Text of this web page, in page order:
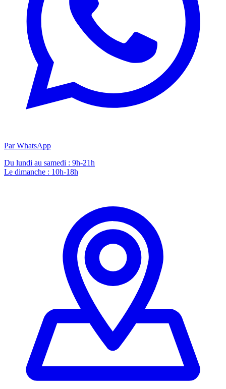
Par WhatsApp
Du lundi au samedi : 9h-21h
Le dimanche : 10h-18h